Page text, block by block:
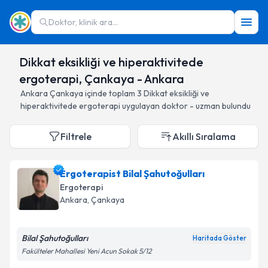
Doktor, klinik ara...
Dikkat eksikliği ve hiperaktivitede
ergoterapi, Çankaya - Ankara
Ankara Çankaya içinde toplam 3 Dikkat eksikliği ve
hiperaktivitede ergoterapi uygulayan doktor - uzman bulundu
Filtrele Akıllı Sıralama
Ergoterapist Bilal Şahutoğulları
Ergoterapi
Ankara, Çankaya
Bilal Şahutoğulları Haritada Göster
Fakülteler Mahallesi Yeni Acun Sokak 5/12